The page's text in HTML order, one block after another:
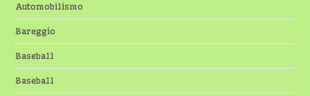
Automobilismo
Bareggio
Baseball
Baseball